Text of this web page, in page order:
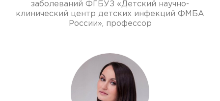
заболеваний ФГБУЗ «Детский научно-
клинический центр детских инфекций ФМБА
России», профессор